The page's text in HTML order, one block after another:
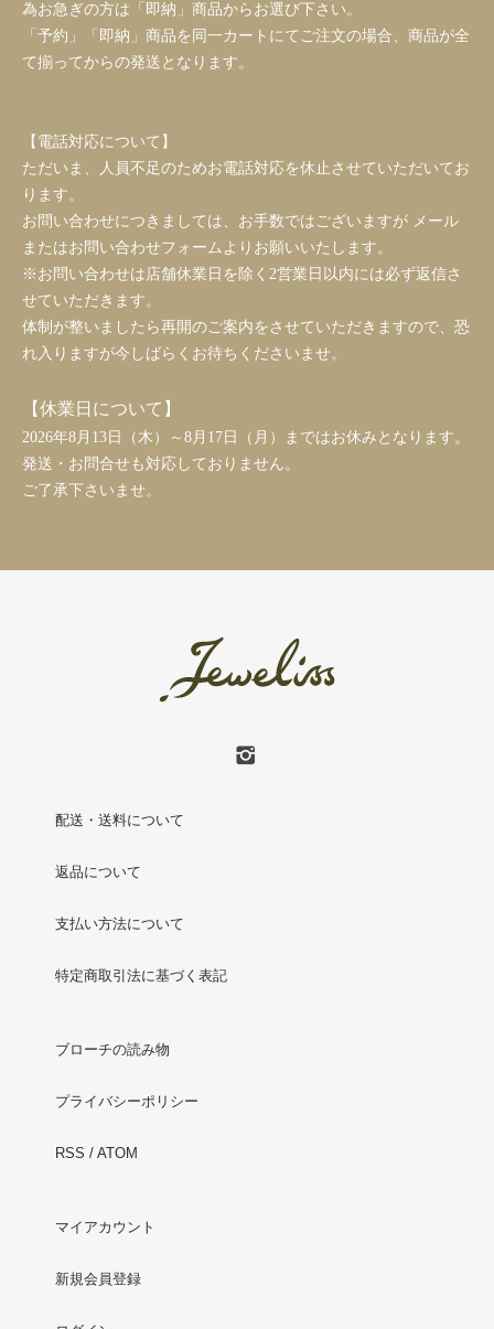
為お急ぎの方は「即納」商品からお選び下さい。
「予約」「即納」商品を同一カートにてご注文の場合、商品が全
て揃ってからの発送となります。
【電話対応について】
ただいま、人員不足のためお電話対応を休止させていただいてお
ります。
お問い合わせにつきましては、お手数ではございますが メール
またはお問い合わせフォームよりお願いいたします。
※お問い合わせは店舗休業日を除く2営業日以内には必ず返信さ
せていただきます。
体制が整いましたら再開のご案内をさせていただきますので、恐
れ入りますが今しばらくお待ちくださいませ。
【休業日について】
2026年8月13日（木）～8月17日（月）まではお休みとなります。
発送・お問合せも対応しておりません。
ご了承下さいませ。
配送・送料について
返品について
支払い方法について
特定商取引法に基づく表記
ブローチの読み物
プライバシーポリシー
RSS / ATOM
マイアカウント
新規会員登録